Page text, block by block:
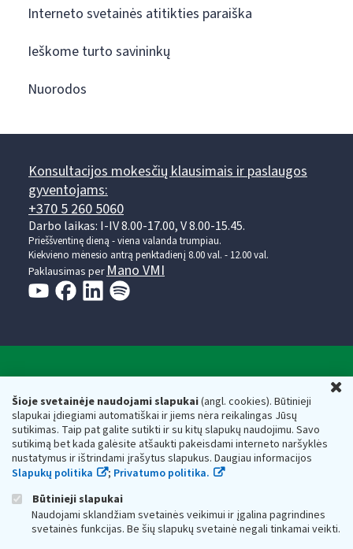
Šioje svetainėje naudojami slapukai(angl. cookies). Būtinieji
slapukai įdiegiami automatiškai ir jiems nėra reikalingas Jūsų
sutikimas. Taip pat galite sutikti ir su kitų slapukų naudojimu. Savo
sutikimą bet kada galėsite atšaukti pakeisdami interneto naršyklės
nustatymus ir ištrindami įrašytus slapukus. Daugiau informacijos
Slapukų politika
; Privatumo politika.
Būtinieji slapukai
Naudojami sklandžiam svetainės veikimui ir įgalina pagrindines
svetainės funkcijas. Be šių slapukų svetainė negali tinkamai veikti.
Interneto svetainės atitikties paraiška
Ieškome turto savininkų
Nuorodos
Konsultacijos mokesčių klausimais ir paslaugos
gyventojams:
+370 5 260 5060
Darbo laikas: I-IV 8.00-17.00, V 8.00-15.45.
Prieššventinę dieną - viena valanda trumpiau.
Kiekvieno mėnesio antrą penktadienį 8.00 val. - 12.00 val.
Paklausimas per Mano VMI
Respublikos finansų ministerijos
Biudžetinė įstaiga. Juridinio asmens kodas — 188659752,
adresas: Vasario 16-osios g. 14, 01107 Vilnius, Lietuva, el.paštas:
vmi@vmi.lt, E. pristatymo dėžutės adresas 188659752
Duomenys apie Valstybinę mokesčių inspekciją prie Lietuvos
Respublikos finansų ministerijos kaupiami ir saugomi Juridinių